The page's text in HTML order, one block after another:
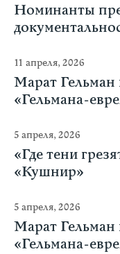
Номинанты
11 апреля, 2026
Марат Гельман
«Гельмана-
5 апреля, 2026
«Где тени
«Кушнир»
5 апреля, 2026
Марат Гельман
«Гельмана-